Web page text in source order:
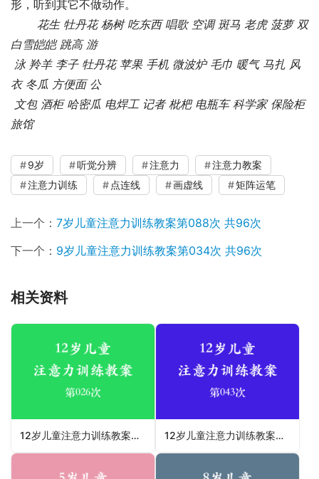
形，听到其它不做动作。
花生 牡丹花 杨树 吃东西 唱歌 空调 斑马 老虎 菠萝 双
白雪皑皑 跳高 游
衣 冬瓜 方便面 公
旅馆
9岁 听觉分辨 注意力
注意力教案
注意力训练
点连线 画虚线 矩阵运笔
上一个： 7岁儿童注意力训练教案第088次 共96次
下一个： 9岁儿童注意力训练教案第034次 共96次
相关资料
12岁儿童注意力训练教案第026次 共96次 12岁儿童注意力训练教案第043次 共96次